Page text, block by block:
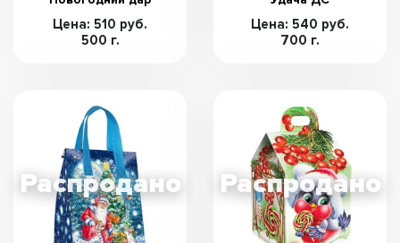
Цена: 510 руб.
500 г.
Цена: 540 руб.
700 г.